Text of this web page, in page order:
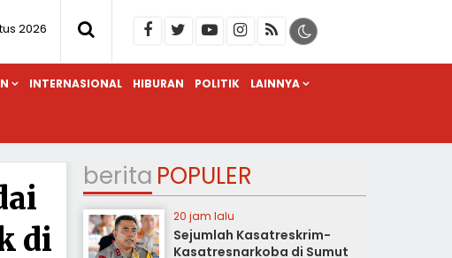
2026
INTERNASIONAL HIBURAN POLITIK LAINNYA
di
berita POPULER
20 jam lalu
Sejumlah Kasatreskrim-
Kasatresnarkoba di Sumut